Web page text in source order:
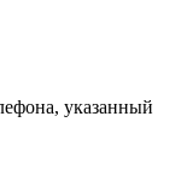
указанный